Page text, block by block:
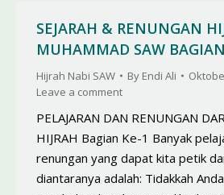
SEJARAH & RENUNGAN
MUHAMMAD SAW
Hijrah Nabi SAW By Endi Ali
Leave a comment
PELAJARAN DAN RENUNGAN
HIJRAH Bagian Ke-1 Banyak
renungan yang dapat kita petik
diantaranya adalah: Tidakkah